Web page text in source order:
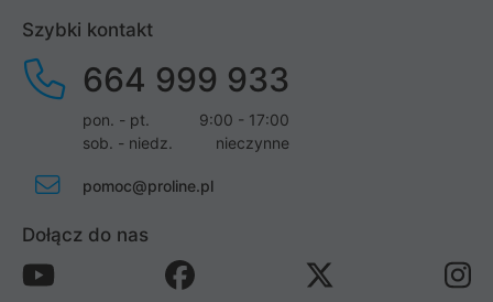
Szybki kontakt
664 999 933
pon. - pt.
9:00 - 17:00
sob. - niedz.
nieczynne
pomoc@proline.pl
Dołącz do nas